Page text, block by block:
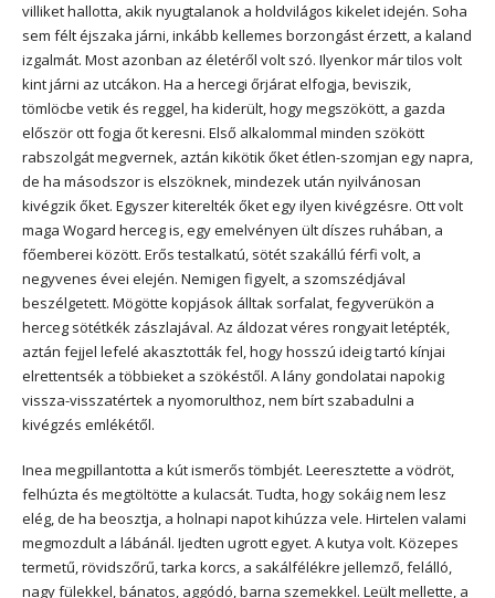
villiket hallotta, akik nyugtalanok a holdvilágos kikelet idején. Soha
sem félt éjszaka járni, inkább kellemes borzongást érzett, a kaland
izgalmát. Most azonban az életéről volt szó. Ilyenkor már tilos volt
kint járni az utcákon. Ha a hercegi őrjárat elfogja, beviszik,
tömlöcbe vetik és reggel, ha kiderült, hogy megszökött, a gazda
először ott fogja őt keresni. Első alkalommal minden szökött
rabszolgát megvernek, aztán kikötik őket étlen-szomjan egy napra,
de ha másodszor is elszöknek, mindezek után nyilvánosan
kivégzik őket. Egyszer kiterelték őket egy ilyen kivégzésre. Ott volt
maga Wogard herceg is, egy emelvényen ült díszes ruhában, a
főemberei között. Erős testalkatú, sötét szakállú férfi volt, a
negyvenes évei elején. Nemigen figyelt, a szomszédjával
beszélgetett. Mögötte kopjások álltak sorfalat, fegyverükön a
herceg sötétkék zászlajával. Az áldozat véres rongyait letépték,
aztán fejjel lefelé akasztották fel, hogy hosszú ideig tartó kínjai
elrettentsék a többieket a szökéstől. A lány gondolatai napokig
vissza-visszatértek a nyomorulthoz, nem bírt szabadulni a
kivégzés emlékétől.
Inea megpillantotta a kút ismerős tömbjét. Leeresztette a vödröt,
felhúzta és megtöltötte a kulacsát. Tudta, hogy sokáig nem lesz
elég, de ha beosztja, a holnapi napot kihúzza vele. Hirtelen valami
megmozdult a lábánál. Ijedten ugrott egyet. A kutya volt. Közepes
termetű, rövidszőrű, tarka korcs, a sakálfélékre jellemző, felálló,
nagy fülekkel, bánatos, aggódó, barna szemekkel. Leült mellette, a